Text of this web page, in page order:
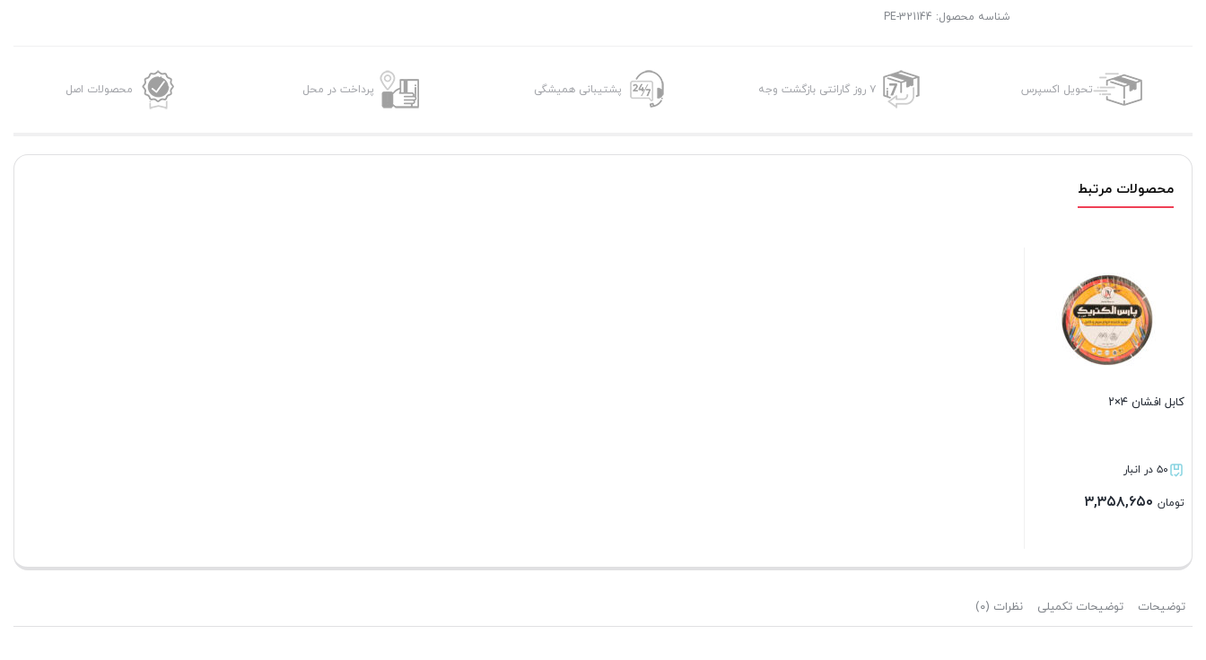
شناسه محصول: PE-321144
تحویل اکسپرس ۷ روز گارانتی بازگشت وجه پشتیبانی همیشگی پرداخت در محل محصولات اصل
محصولات مرتبط
کابل افشان ۴×۲
۵۰ در انبار
تومان
بستن
توضیحات توضیحات تکمیلی نظرات (۰)